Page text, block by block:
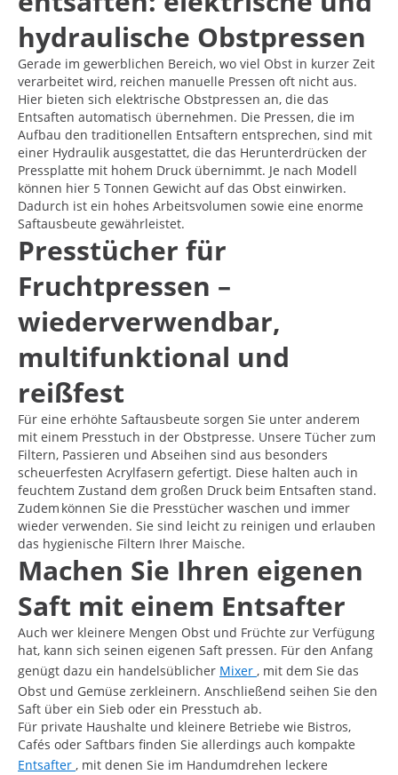
hydraulische Obstpressen
Gerade im gewerblichen Bereich, wo viel Obst in kurzer Zeit
verarbeitet wird, reichen manuelle Pressen oft nicht aus.
Hier bieten sich elektrische Obstpressen an, die das
Entsaften automatisch übernehmen. Die Pressen, die im
Aufbau den traditionellen Entsaftern entsprechen, sind mit
einer Hydraulik ausgestattet, die das Herunterdrücken der
Pressplatte mit hohem Druck übernimmt. Je nach Modell
können hier 5 Tonnen Gewicht auf das Obst einwirken.
Dadurch ist ein hohes Arbeitsvolumen sowie eine enorme
Saftausbeute gewährleistet.
Presstücher für
Fruchtpressen –
wiederverwendbar,
multifunktional und
reißfest
Für eine erhöhte Saftausbeute sorgen Sie unter anderem
mit einem Presstuch in der Obstpresse. Unsere Tücher zum
Filtern, Passieren und Abseihen sind aus besonders
scheuerfesten Acrylfasern gefertigt. Diese halten auch in
feuchtem Zustand dem großen Druck beim Entsaften stand.
Zudem können Sie die Presstücher waschen und immer
wieder verwenden. Sie sind leicht zu reinigen und erlauben
das hygienische Filtern Ihrer Maische.
Machen Sie Ihren eigenen
Saft mit einem Entsafter
Auch wer kleinere Mengen Obst und Früchte zur Verfügung
hat, kann sich seinen eigenen Saft pressen. Für den Anfang
genügt dazu ein handelsüblicher Mixer , mit dem Sie das
Obst und Gemüse zerkleinern. Anschließend seihen Sie den
Saft über ein Sieb oder ein Presstuch ab.
Für private Haushalte und kleinere Betriebe wie Bistros,
Cafés oder Saftbars finden Sie allerdings auch kompakte
Entsafter , mit denen Sie im Handumdrehen leckere